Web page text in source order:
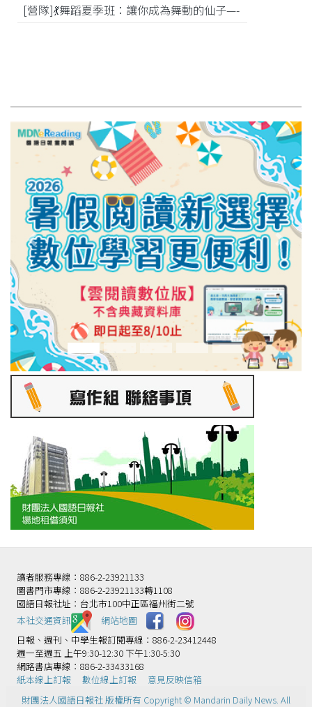
[營隊]💃舞蹈夏季班：讓你成為舞動的仙子—-
讀者服務專線：886-2-23921133
圖書門市專線：886-2-23921133轉1108
國語日報社址：台北市100中正區福州街二號
本社交通資訊️
網站地圖
日報、週刊、中學生報訂閱專線：886-2-23412448
週一至週五 上午9:30-12:30 下午1:30-5:30
網路書店專線：886-2-33433168
紙本線上訂報
數位線上訂報
意見反映信箱
財團法人國語日報社 版權所有 Copyright © Mandarin Daily News. All